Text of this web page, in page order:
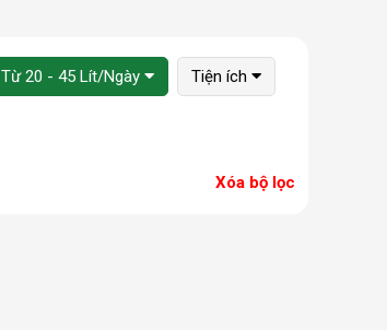
Từ 20 - 45 Lít/Ngày Tiện ích
Xóa bộ lọc